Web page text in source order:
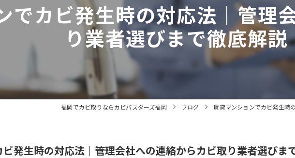
でカビ発生時の対応法｜管理
り業者選びまで徹底解説
福岡でカビ取りならカビバスターズ福岡 ブログ 賃貸マンションでカビ発生時
発生時の対応法｜管理会社への連絡からカビ取り業者選びま